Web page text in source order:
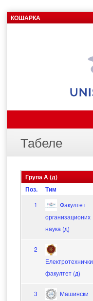
Skip
to
КОШАРКА
Табеле
Група А (д)
Поз.
Тим
1
Факултет
организационих
наука (д)
2
Електротехнички
факултет (д)
3
Машински